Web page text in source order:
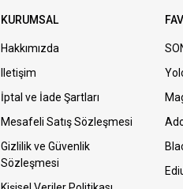
KURUMSAL
Hakkımızda
Iletişim
İptal ve İade Şartları
Mesafeli Satış Sözleşmesi
Gizlilik ve Güvenlik
Sözleşmesi